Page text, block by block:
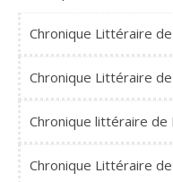
Chronique Littéraire
Chronique Littéraire
Chronique littéraire de
Chronique Littéraire